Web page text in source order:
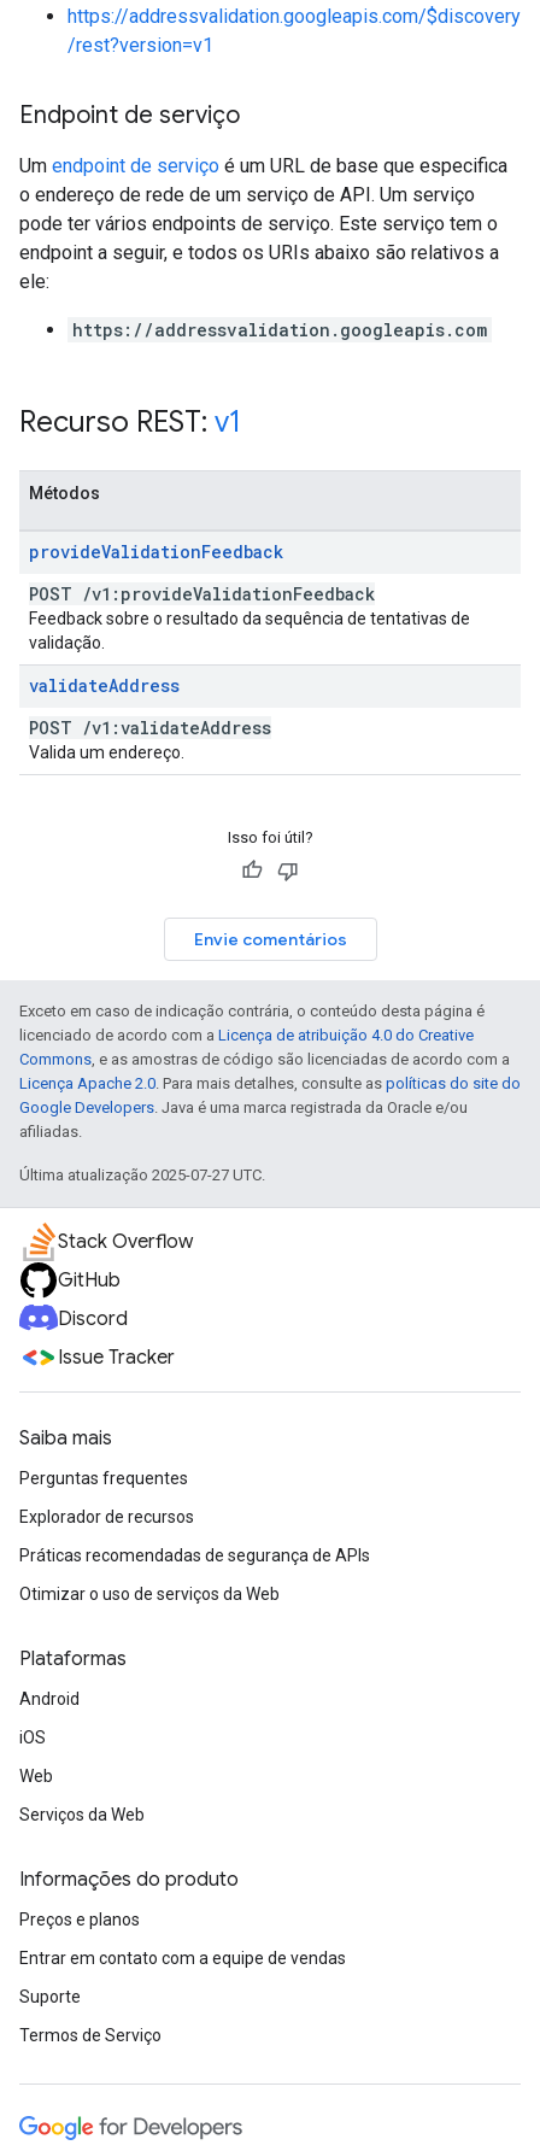
https://addressvalidation.googleapis.com/$discovery
/rest?version=v1
Endpoint de serviço
Um endpoint de serviço é um URL de base que especifica
o endereço de rede de um serviço de API. Um serviço
pode ter vários endpoints de serviço. Este serviço tem o
endpoint a seguir, e todos os URIs abaixo são relativos a
ele:
https://addressvalidation.googleapis.com
Recurso REST: v1
Métodos
provideValidationFeedback
POST /v1:provideValidationFeedback
Feedback sobre o resultado da sequência de tentativas de
validação.
validateAddress
POST /v1:validateAddress
Valida um endereço.
Isso foi útil?
Envie comentários
Exceto em caso de indicação contrária, o conteúdo desta página é
licenciado de acordo com a Licença de atribuição 4.0 do Creative
Commons, e as amostras de código são licenciadas de acordo com a
Licença Apache 2.0. Para mais detalhes, consulte as políticas do site do
Google Developers. Java é uma marca registrada da Oracle e/ou
afiliadas.
Última atualização 2025-07-27 UTC.
Stack Overflow
GitHub
Discord
Issue Tracker
Saiba mais
Perguntas frequentes
Explorador de recursos
Práticas recomendadas de segurança de APIs
Otimizar o uso de serviços da Web
Plataformas
Android
iOS
Web
Serviços da Web
Informações do produto
Preços e planos
Entrar em contato com a equipe de vendas
Suporte
Termos de Serviço